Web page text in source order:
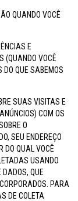
QUANDO VOCÊ
E
(QUANDO VOCÊ
DO QUE SABEMOS
SUAS VISITAS E
COM OS
O
SEU ENDEREÇO
DO QUAL VOCÊ
USANDO
QUE
PARA
DE COLETA